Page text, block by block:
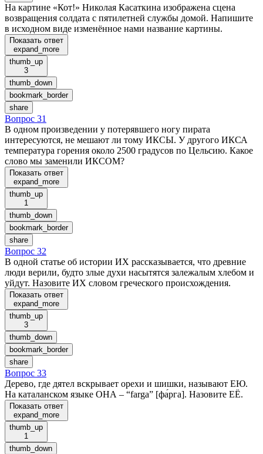
На картине «Кот!» Николая Касаткина изображена сцена
возвращения солдата с пятилетней службы домой. Напишите
в исходном виде изменённое нами название картины.
Показать ответ
expand_more
thumb_up
3
thumb_down
bookmark_border
share
Вопрос 31
В одном произведении у потерявшего ногу пирата
интересуются, не мешают ли тому ИКСЫ. У другого ИКСА
температура горения около 2500 градусов по Цельсию. Какое
слово мы заменили ИКСОМ?
Показать ответ
expand_more
thumb_up
1
thumb_down
bookmark_border
share
Вопрос 32
В одной статье об истории ИХ рассказывается, что древние
люди верили, будто злые духи насытятся залежалым хлебом и
уйдут. Назовите ИХ словом греческого происхождения.
Показать ответ
expand_more
thumb_up
3
thumb_down
bookmark_border
share
Вопрос 33
Дерево, где дятел вскрывает орехи и шишки, называют ЕЮ.
На каталанском языке ОНА – “farga” [фа́рга]. Назовите ЕЁ.
Показать ответ
expand_more
thumb_up
1
thumb_down